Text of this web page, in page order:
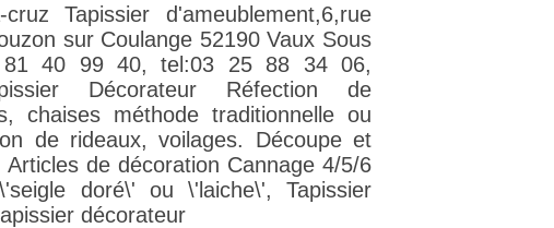
Tapissier d'ameublement,6,rue
sur Coulange 52190 Vaux Sous
81 40 99 40, tel:03 25 88 34 06,
Décorateur Réfection de
chaises méthode traditionnelle ou
de rideaux, voilages. Découpe et
de décoration Cannage 4/5/6
doré\' ou \'laiche\', Tapissier
décorateur